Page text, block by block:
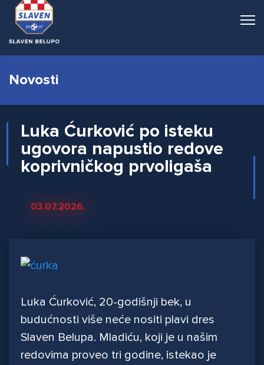
Novosti
Luka Ćurković po isteku
ugovora napustio redove
koprivničkog prvoligaša
03.07.2026.
Luka Ćurković, 20-godišnji bek, u
budućnosti više neće nositi plavi dres
Slaven Belupa. Mladiću, koji je u našim
redovima proveo tri godine, istekao je